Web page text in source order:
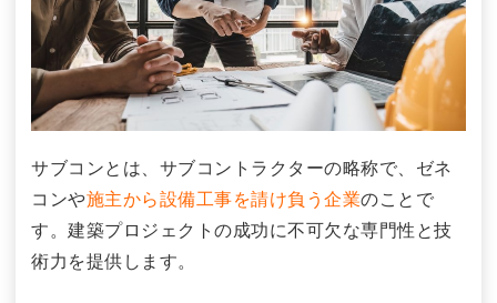
サブコンとは、サブコントラクターの略称で、ゼネ
コンや施主から設備工事を請け負う企業のことで
す。建築プロジェクトの成功に不可欠な専門性と技
術力を提供します。